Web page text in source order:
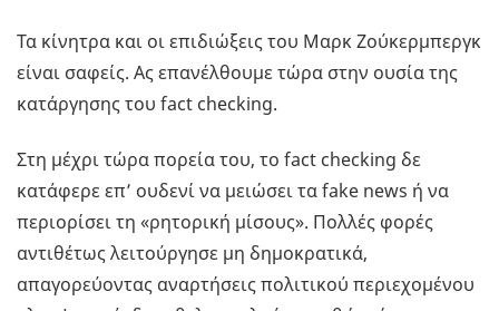
Τα κίνητρα και οι επιδιώξεις του Μαρκ Ζούκερμπεργκ
είναι σαφείς. Ας επανέλθουμε τώρα στην ουσία της
κατάργησης του fact checking.
Στη μέχρι τώρα πορεία του, το fact checking δε
κατάφερε επ’ ουδενί να μειώσει τα fake news ή να
περιορίσει τη «ρητορική μίσους». Πολλές φορές
αντιθέτως λειτούργησε μη δημοκρατικά,
απαγορεύοντας αναρτήσεις πολιτικού περιεχομένου